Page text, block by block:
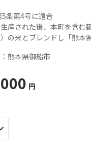
条第4号に適合
産された後、本町を含む
熊本県御船市
円